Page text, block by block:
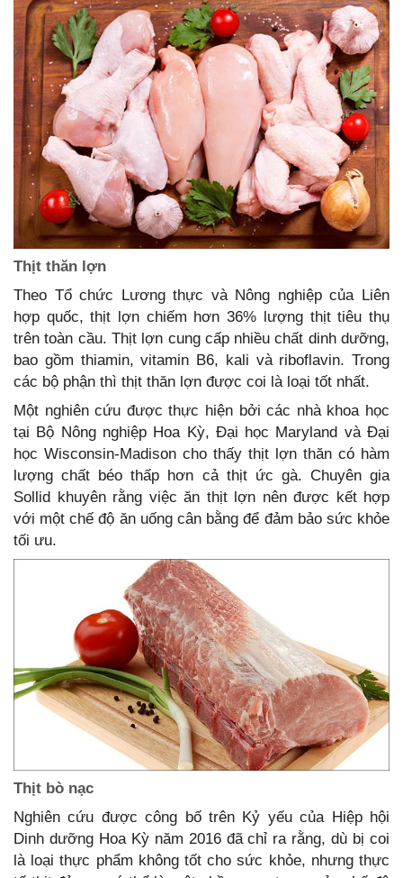
Thịt thăn lợn
Theo Tổ chức Lương thực và Nông nghiệp của Liên
hợp quốc, thịt lợn chiếm hơn 36% lượng thịt tiêu thụ
trên toàn cầu. Thịt lợn cung cấp nhiều chất dinh dưỡng,
bao gồm thiamin, vitamin B6, kali và riboflavin. Trong
các bộ phận thì thịt thăn lợn được coi là loại tốt nhất.
Một nghiên cứu được thực hiện bởi các nhà khoa học
tại Bộ Nông nghiệp Hoa Kỳ, Đại học Maryland và Đại
học Wisconsin-Madison cho thấy thịt lợn thăn có hàm
lượng chất béo thấp hơn cả thịt ức gà. Chuyên gia
Sollid khuyên rằng việc ăn thịt lợn nên được kết hợp
với một chế độ ăn uống cân bằng để đảm bảo sức khỏe
tối ưu.
Thịt bò nạc
Nghiên cứu được công bố trên Kỷ yếu của Hiệp hội
Dinh dưỡng Hoa Kỳ năm 2016 đã chỉ ra rằng, dù bị coi
là loại thực phẩm không tốt cho sức khỏe, nhưng thực